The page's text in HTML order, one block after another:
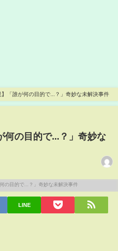
】「誰が何の目的で...？」奇妙な未解決事件
何の目的で...？」奇妙な
LINE